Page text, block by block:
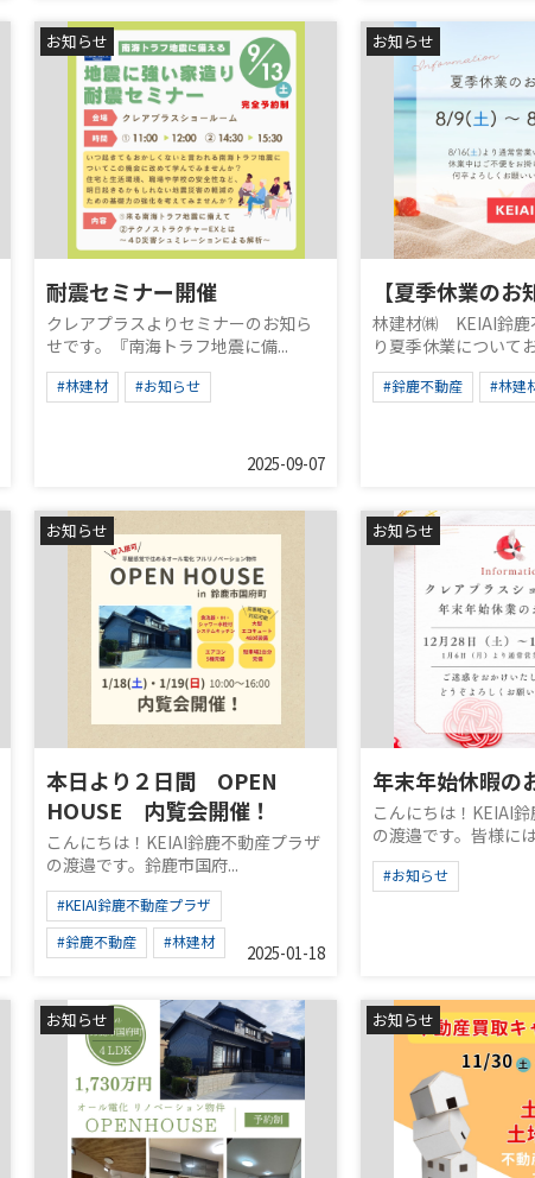
お知らせ
耐震セミナー開催
クレアプラスよりセミナーのお知ら
せです。『南海トラフ地震に備...
#林建材 #お知らせ
2025-09-07
お知らせ
【夏季休業のお
林建材㈱ KEIAI鈴鹿
り夏季休業について
#鈴鹿不動産 #林建
お知らせ
本日より２日間 OPEN
HOUSE 内覧会開催！
こんにちは！KEIAI鈴鹿不動産プラザ
の渡邉です。鈴鹿市国府...
#KEIAI鈴鹿不動産プラザ
#鈴鹿不動産
#林建材
2025-01-18
お知らせ
年末年始休暇の
こんにちは！KEIAI
の渡邉です。皆様に
#お知らせ
お知らせ お知らせ